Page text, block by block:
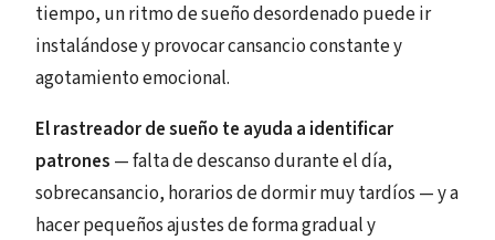
tiempo, un ritmo de sueño desordenado puede ir
instalándose y provocar cansancio constante y
agotamiento emocional.
El rastreador de sueño te ayuda a identificar
patrones — falta de descanso durante el día,
sobrecansancio, horarios de dormir muy tardíos — y a
hacer pequeños ajustes de forma gradual y